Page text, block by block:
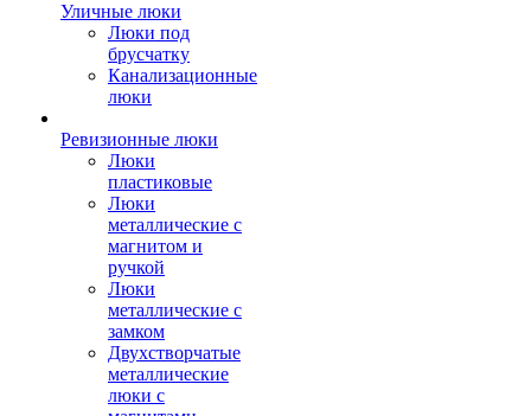
Уличные люки
Люки под
брусчатку
Канализационные
люки
Ревизионные люки
Люки
пластиковые
Люки
металлические с
магнитом и
ручкой
Люки
металлические с
замком
Двухстворчатые
металлические
люки с